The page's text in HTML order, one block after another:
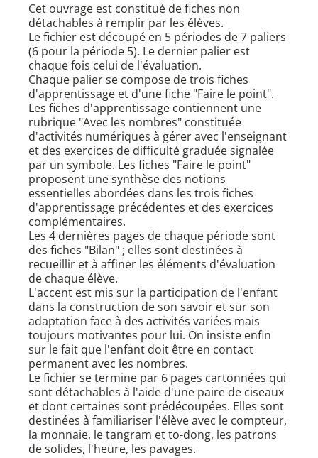
Cet ouvrage est constitué de fiches non
détachables à remplir par les élèves.
Le fichier est découpé en 5 périodes de 7 paliers
(6 pour la période 5). Le dernier palier est
chaque fois celui de l'évaluation.
Chaque palier se compose de trois fiches
d'apprentissage et d'une fiche "Faire le point".
Les fiches d'apprentissage contiennent une
rubrique "Avec les nombres" constituée
d'activités numériques à gérer avec l'enseignant
et des exercices de difficulté graduée signalée
par un symbole. Les fiches "Faire le point"
proposent une synthèse des notions
essentielles abordées dans les trois fiches
d'apprentissage précédentes et des exercices
complémentaires.
Les 4 dernières pages de chaque période sont
des fiches "Bilan" ; elles sont destinées à
recueillir et à affiner les éléments d'évaluation
de chaque élève.
L'accent est mis sur la participation de l'enfant
dans la construction de son savoir et sur son
adaptation face à des activités variées mais
toujours motivantes pour lui. On insiste enfin
sur le fait que l'enfant doit être en contact
permanent avec les nombres.
Le fichier se termine par 6 pages cartonnées qui
sont détachables à l'aide d'une paire de ciseaux
et dont certaines sont prédécoupées. Elles sont
destinées à familiariser l'élève avec le compteur,
la monnaie, le tangram et to-dong, les patrons
de solides, l'heure, les pavages.